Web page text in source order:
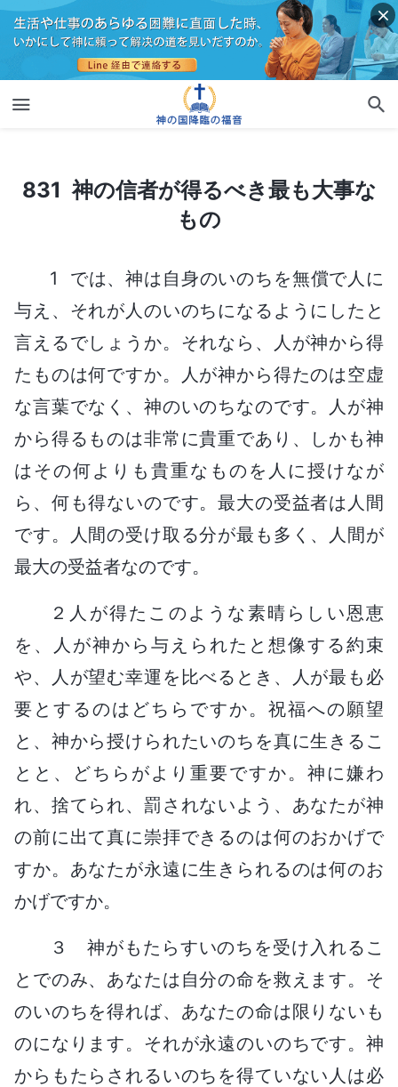
831 神の信者が得るべき最も大事なもの
831 神の信者が得るべき最も大事な
もの
1 では、神は自身のいのちを無償で人に
与え、それが人のいのちになるようにしたと
言えるでしょうか。それなら、人が神から得
たものは何ですか。人が神から得たのは空虚
な言葉でなく、神のいのちなのです。人が神
から得るものは非常に貴重であり、しかも神
はその何よりも貴重なものを人に授けなが
ら、何も得ないのです。最大の受益者は人間
です。人間の受け取る分が最も多く、人間が
最大の受益者なのです。
２人が得たこのような素晴らしい恩恵
を、人が神から与えられたと想像する約束
や、人が望む幸運を比べるとき、人が最も必
要とするのはどちらですか。祝福への願望
と、神から授けられたいのちを真に生きるこ
とと、どちらがより重要ですか。神に嫌わ
れ、捨てられ、罰されないよう、あなたが神
の前に出て真に崇拝できるのは何のおかげで
すか。あなたが永遠に生きられるのは何のお
かげですか。
３ 神がもたらすいのちを受け入れるこ
とでのみ、あなたは自分の命を救えます。そ
のいのちを得れば、あなたの命は限りないも
のになります。それが永遠のいのちです。神
からもたらされるいのちを得ていない人は必